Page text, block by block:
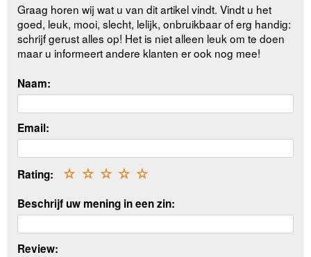
Graag horen wij wat u van dit artikel vindt. Vindt u het
goed, leuk, mooi, slecht, lelijk, onbruikbaar of erg handig:
schrijf gerust alles op! Het is niet alleen leuk om te doen
maar u informeert andere klanten er ook nog mee!
Naam:
Email:
Rating: ☆
☆
☆
☆
☆
Beschrijf uw mening in een zin:
Review: